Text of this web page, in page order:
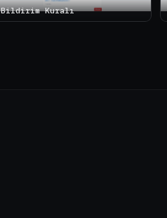
Bildirim Kuralı